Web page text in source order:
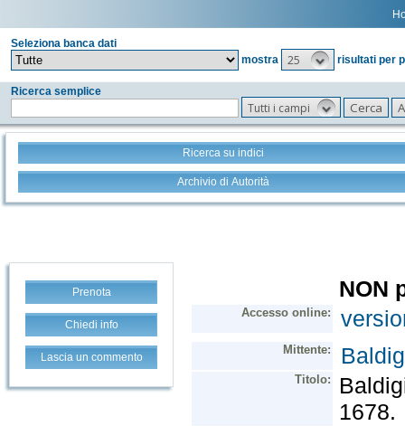
Seleziona banca dati
mostra
25 risultati per
Ricerca semplice
Tutti i campi
Ricerca su indici
Archivio di Autorità
Prenota
Chiedi info
Lascia un commento